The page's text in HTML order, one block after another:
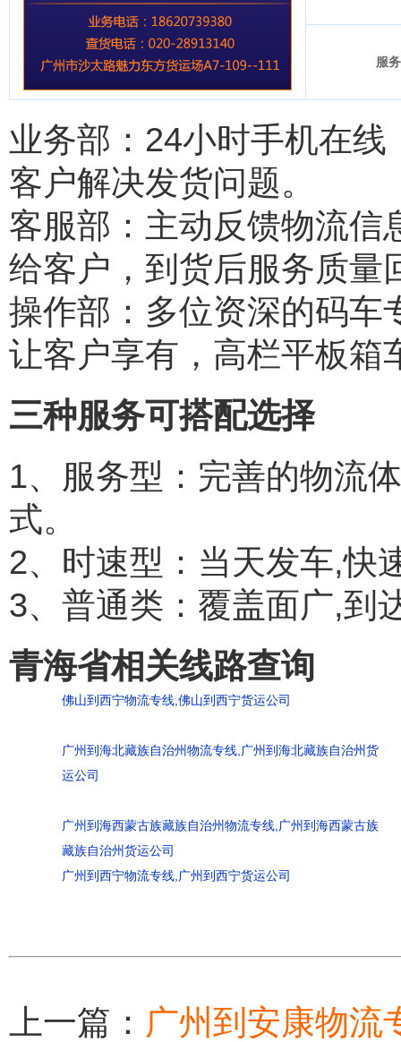
服
业务部：24小时手机在
客户解决发货问题。
客服部：主动反馈物流信
给客户，到货后服务质量
操作部：多位资深的码车
让客户享有，高栏平板箱
三种服务可搭配选择
1、服务型：完善的物流
式。
2、时速型：当天发车,快
3、普通类：覆盖面广,到
青海省相关线路查询
佛山到西宁物流专线,佛山到西宁货运公司
广州到海北藏族自治州物流专线,广州到海北藏族自治州货
运公司
广州到海西蒙古族藏族自治州物流专线,广州到海西蒙古族
藏族自治州货运公司
广州到西宁物流专线,广州到西宁货运公司
上一篇： 广州到安康物流